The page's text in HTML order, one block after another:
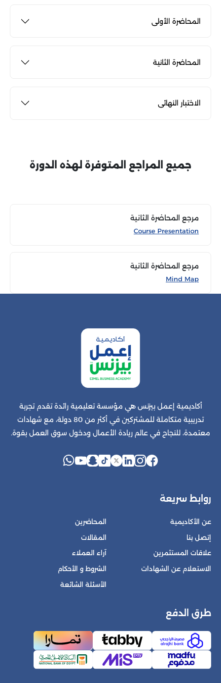
المحاضرة الأولى
المحاضرة الثانية
الاختبار النهائى
جميع المراجع المتوفرة لهذه الدورة
مرجع المحاضرة الثانية
Course Presentation
مرجع المحاضرة الثانية
Mind Map
أكاديمية إعمل بيزنس هي مؤسسة تعليمية رائدة تقدم تجربة
تدريبية متكاملة للمشتركين في أكثر من 80 دولة، مع شهادات
معتمدة، للنجاح في عالم ريادة الأعمال ودخول سوق العمل بقوة.
روابط سريعة
عن الأكاديمية
إتصل بنا
علاقات المستثمرين
الاستعلام عن الشهادات
المحاضرين
المقالات
آراء العملاء
الشروط و الأحكام
الأسئلة الشائعة
طرق الدفع